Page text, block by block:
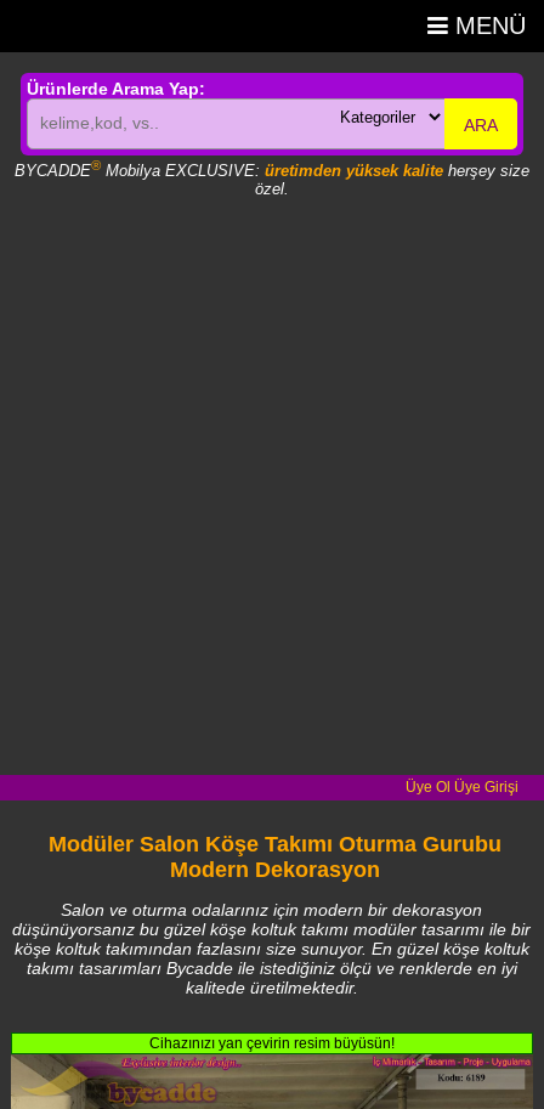
MENÜ
Ürünlerde Arama Yap:
ARA
BYCADDE® Mobilya EXCLUSIVE: üretimden yüksek kalite herşey size
özel.
Üye Ol Üye Girişi
Modüler Salon Köşe Takımı Oturma Gurubu
Modern Dekorasyon
Salon ve oturma odalarınız için modern bir dekorasyon
düşünüyorsanız bu güzel köşe koltuk takımı modüler tasarımı ile bir
köşe koltuk takımından fazlasını size sunuyor. En güzel köşe koltuk
takımı tasarımları Bycadde ile istediğiniz ölçü ve renklerde en iyi
kalitede üretilmektedir.
Cihazınızı yan çevirin resim büyüsün!